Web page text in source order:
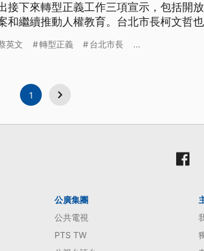
接下來轉型正義工作三項宣示，包括開
和繼續推動人權教育。台北市長柯文哲
舉行中樞紀念儀式，總統蔡英文、行政
英文 轉型正義 台北市長 ...
1
公廣集團
公共電視
PTS TW